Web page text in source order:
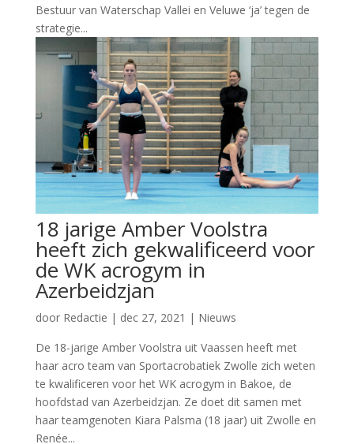
Bestuur van Waterschap Vallei en Veluwe ‘ja’ tegen de
strategie...
18 jarige Amber Voolstra
heeft zich gekwalificeerd voor
de WK acrogym in
Azerbeidzjan
door Redactie | dec 27, 2021 | Nieuws
De 18-jarige Amber Voolstra uit Vaassen heeft met
haar acro team van Sportacrobatiek Zwolle zich weten
te kwalificeren voor het WK acrogym in Bakoe, de
hoofdstad van Azerbeidzjan. Ze doet dit samen met
haar teamgenoten Kiara Palsma (18 jaar) uit Zwolle en
Renée...